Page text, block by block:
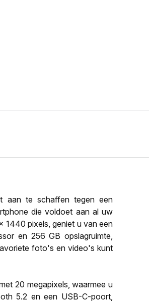
aan te schaffen tegen een
die voldoet aan al uw
1440 pixels, geniet u van een
en 256 GB opslagruimte,
foto's en video's kunt
20 megapixels, waarmee u
5.2 en een USB-C-poort,